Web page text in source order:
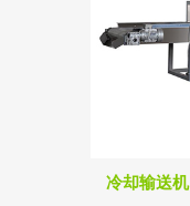
冷却输送机